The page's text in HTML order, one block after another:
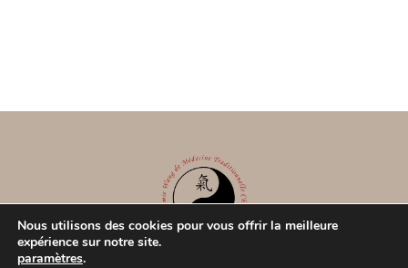
Nous utilisons des cookies pour vous offrir la meilleure
expérience sur notre site.
paramètres.